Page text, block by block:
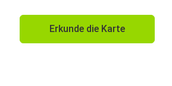
Erkunde die Karte